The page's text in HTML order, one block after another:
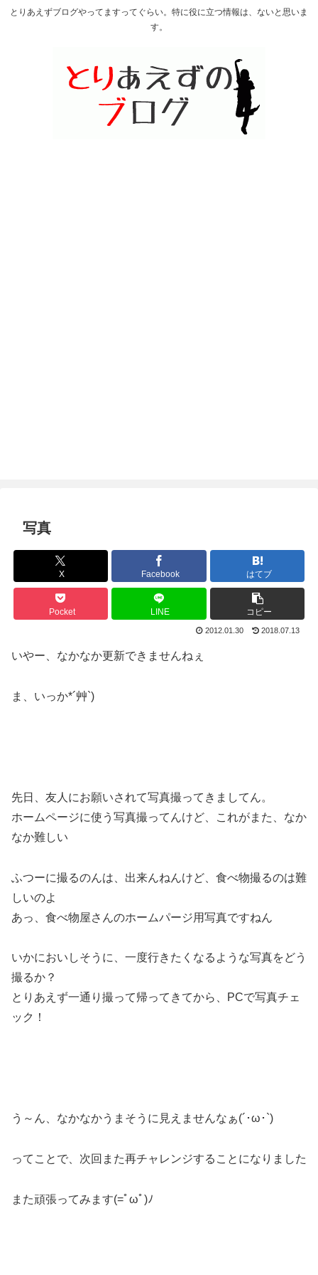
とりあえずブログやってますってぐらい。特に役に立つ情報は、ないと思いま
す。
写真
X Facebook はてブ
Pocket LINE コピー
2012.01.30 2018.07.13
いやー、なかなか更新できませんねぇ
ま、いっか*´艸`)
先日、友人にお願いされて写真撮ってきましてん。
ホームページに使う写真撮ってんけど、これがまた、なか
なか難しい
ふつーに撮るのんは、出来んねんけど、食べ物撮るのは難
しいのよ
あっ、食べ物屋さんのホームパージ用写真ですねん
いかにおいしそうに、一度行きたくなるような写真をどう
撮るか？
とりあえず一通り撮って帰ってきてから、PCで写真チェ
ック！
う～ん、なかなかうまそうに見えませんなぁ(´･ω･`)
ってことで、次回また再チャレンジすることになりました
また頑張ってみます(=ﾟωﾟ)ﾉ